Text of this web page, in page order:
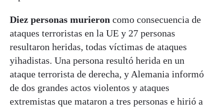
Diez personas murieron como consecuencia de
ataques terroristas en la UE y 27 personas
resultaron heridas, todas víctimas de ataques
yihadistas. Una persona resultó herida en un
ataque terrorista de derecha, y Alemania informó
de dos grandes actos violentos y ataques
extremistas que mataron a tres personas e hirió a